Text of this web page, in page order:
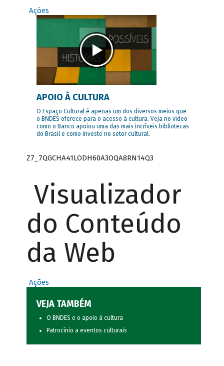
Ações
APOIO À CULTURA
O Espaço Cultural é apenas um dos diversos meios que
o BNDES oferece para o acesso à cultura. Veja no vídeo
como o Banco apoiou uma das mais incríveis bibliotecas
do Brasil e como investe no setor cultural.
Z7_7QGCHA41LODH60A3OQA8RN14Q3
Visualizador
do Conteúdo
da Web
Ações
VEJA TAMBÉM
O BNDES e o apoio à cultura
Patrocínio a eventos culturais